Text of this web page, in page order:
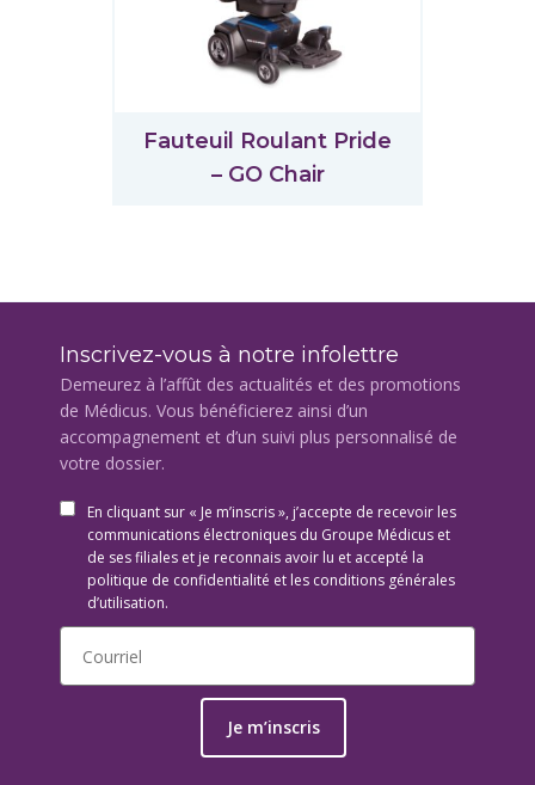
Fauteuil Roulant Pride
– GO Chair
Inscrivez-vous à notre infolettre
Demeurez à l’affût des actualités et des promotions
de Médicus. Vous bénéficierez ainsi d’un
accompagnement et d’un suivi plus personnalisé de
votre dossier.
En cliquant sur « Je m’inscris », j’accepte de recevoir les
communications électroniques du Groupe Médicus et
de ses filiales et je reconnais avoir lu et accepté la
politique de confidentialité et les conditions générales
d’utilisation.
Je m’inscris